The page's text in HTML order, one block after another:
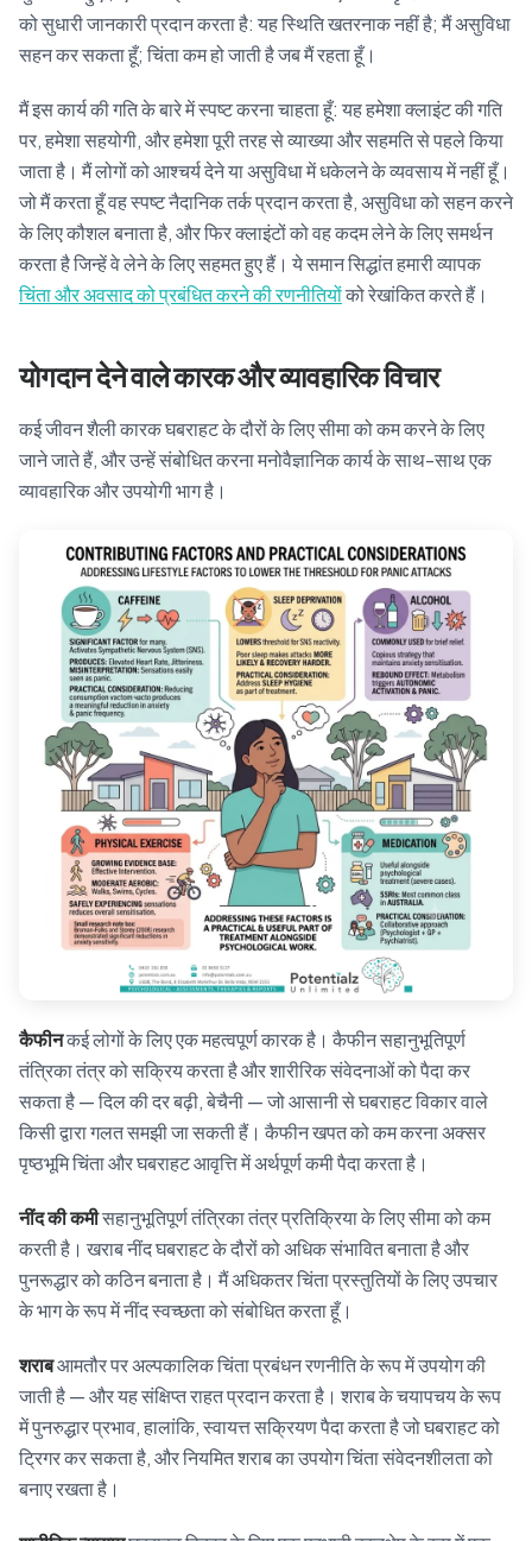
को सुधारी जानकारी प्रदान करता है: यह स्थिति खतरनाक नहीं है; मैं असुविधा
सहन कर सकता हूँ; चिंता कम हो जाती है जब मैं रहता हूँ।
मैं इस कार्य की गति के बारे में स्पष्ट करना चाहता हूँ: यह हमेशा क्लाइंट की गति
पर, हमेशा सहयोगी, और हमेशा पूरी तरह से व्याख्या और सहमति से पहले किया
जाता है। मैं लोगों को आश्चर्य देने या असुविधा में धकेलने के व्यवसाय में नहीं हूँ।
जो मैं करता हूँ वह स्पष्ट नैदानिक तर्क प्रदान करता है, असुविधा को सहन करने
के लिए कौशल बनाता है, और फिर क्लाइंटों को वह कदम लेने के लिए समर्थन
करता है जिन्हें वे लेने के लिए सहमत हुए हैं। ये समान सिद्धांत हमारी व्यापक
चिंता और अवसाद को प्रबंधित करने की रणनीतियोंको रेखांकित करते हैं।
योगदान देने वाले कारक और व्यावहारिक विचार
कई जीवन शैली कारक घबराहट के दौरों के लिए सीमा को कम करने के लिए
जाने जाते हैं, और उन्हें संबोधित करना मनोवैज्ञानिक कार्य के साथ-साथ एक
व्यावहारिक और उपयोगी भाग है।
कैफीनकई लोगों के लिए एक महत्वपूर्ण कारक है। कैफीन सहानुभूतिपूर्ण
तंत्रिका तंत्र को सक्रिय करता है और शारीरिक संवेदनाओं को पैदा कर
सकता है — दिल की दर बढ़ी, बेचैनी — जो आसानी से घबराहट विकार वाले
किसी द्वारा गलत समझी जा सकती हैं। कैफीन खपत को कम करना अक्सर
पृष्ठभूमि चिंता और घबराहट आवृत्ति में अर्थपूर्ण कमी पैदा करता है।
नींद की कमीसहानुभूतिपूर्ण तंत्रिका तंत्र प्रतिक्रिया के लिए सीमा को कम
करती है। खराब नींद घबराहट के दौरों को अधिक संभावित बनाता है और
पुनरूद्धार को कठिन बनाता है। मैं अधिकतर चिंता प्रस्तुतियों के लिए उपचार
के भाग के रूप में नींद स्वच्छता को संबोधित करता हूँ।
शराबआमतौर पर अल्पकालिक चिंता प्रबंधन रणनीति के रूप में उपयोग की
जाती है — और यह संक्षिप्त राहत प्रदान करता है। शराब के चयापचय के रूप
में पुनरुद्धार प्रभाव, हालांकि, स्वायत्त सक्रियण पैदा करता है जो घबराहट को
ट्रिगर कर सकता है, और नियमित शराब का उपयोग चिंता संवेदनशीलता को
बनाए रखता है।